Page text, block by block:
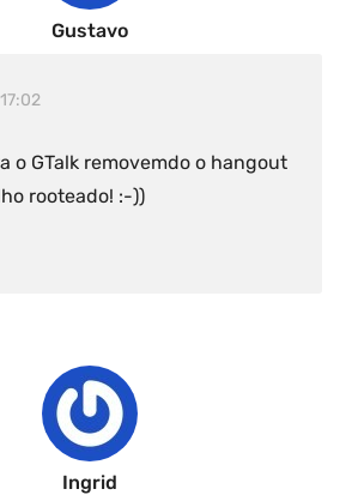
Gustavo
o GTalk removemdo o hangout
rooteado! :-))
Ingrid